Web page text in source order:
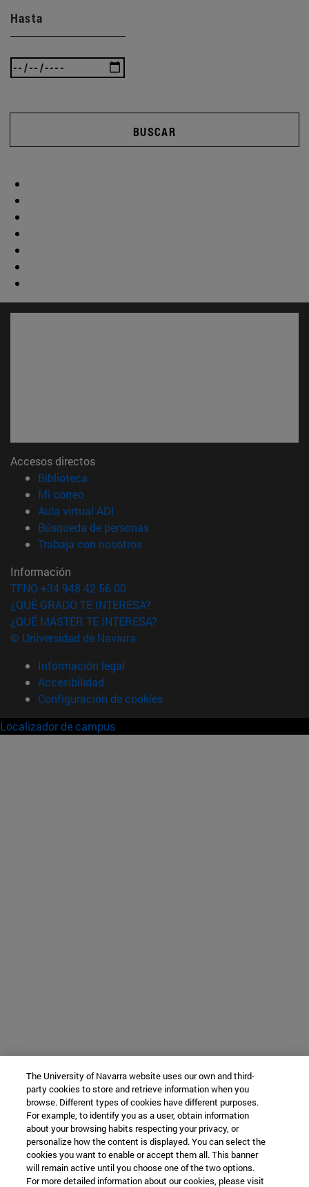
Hasta
BUSCAR
Accesos directos
Biblioteca
Mi correo(abre en nueva ventana)
Aula virtual ADI
Búsqueda de personas(abre en nueva ventana)
Trabaja con nosotros(abre en nueva ventana)
Información
TFNO +34 948 42 56 00
¿QUÉ GRADO TE INTERESA?
¿QUÉ MÁSTER TE INTERESA?
© Universidad de Navarra
Información legal
Accesibilidad
Configuración de cookies
Localizador de campus
The University of Navarra website uses our own and third-
party cookies to store and retrieve information when you
browse. Different types of cookies have different purposes.
For example, to identify you as a user, obtain information
about your browsing habits respecting your privacy, or
personalize how the content is displayed. You can select the
cookies you want to enable or accept them all. This banner
will remain active until you choose one of the two options.
For more detailed information about our cookies, please visit